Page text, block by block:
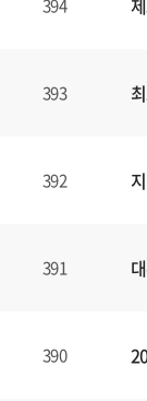
394
393
392
391
390